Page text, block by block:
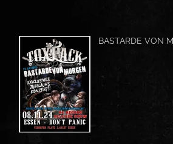
BASTARDE VON